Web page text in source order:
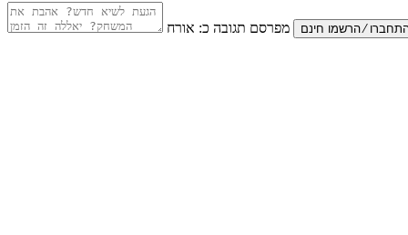
מפרסם תגובה כ: אורח